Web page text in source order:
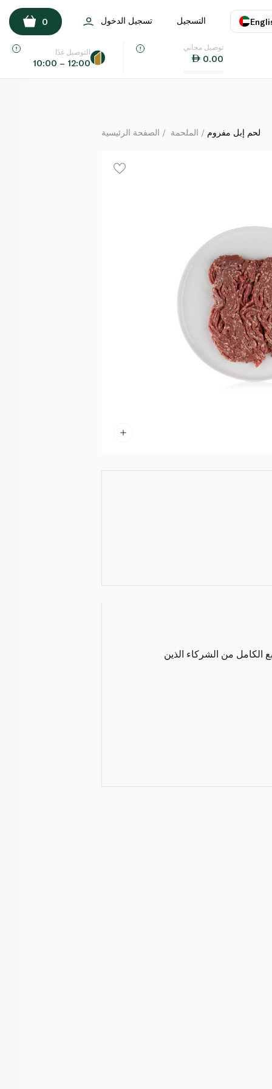
اللغة
التسجيل تسجيل الدخول 0
توصيل مجاني
0.00
التوصيل غدًا
10:00 – 12:00
كيلوغرام
الصفحة الرئيسية الملحمة لحم إبل مفروم
الكامل من الشركاء الذين